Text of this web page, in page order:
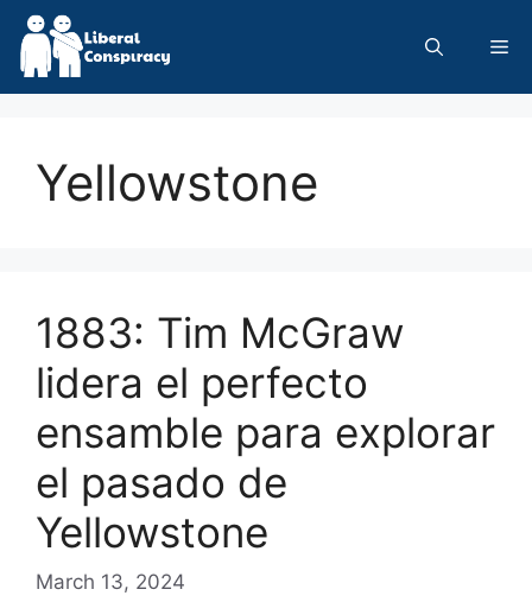
Skip
content
Yellowstone
1883: Tim McGraw
lidera el perfecto
ensamble para explorar
el pasado de
Yellowstone
March 13, 2024